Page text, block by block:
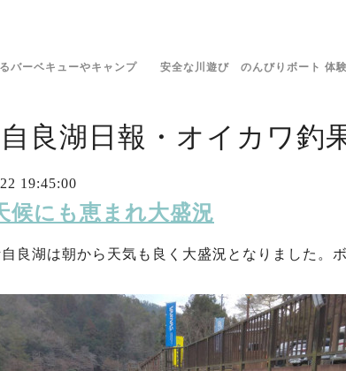
ーベキューやキャンプ 安全な川遊び のんびりボート 体験
良湖日報・オイカワ釣
19:45:00
候にも恵まれ大盛況
良湖は朝から天気も良く大盛況となりました。